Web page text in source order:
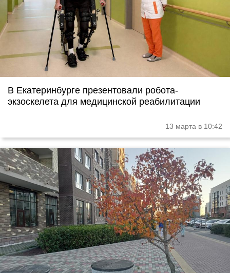
В Екатеринбурге презентовали робота-
экзоскелета для медицинской реабилитации
13 марта в 10:42